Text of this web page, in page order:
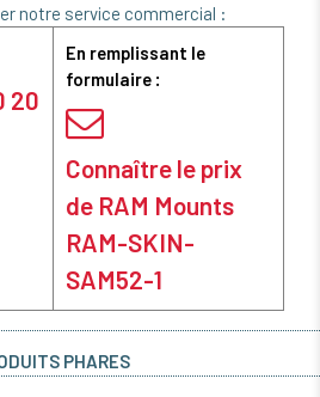
notre service commercial :
20
En remplissant le
formulaire :
Connaître le prix
de RAM Mounts
RAM-SKIN-
SAM52-1
PHARES